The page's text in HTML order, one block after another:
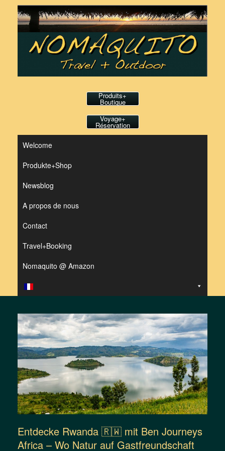
content
Produits+
Boutique
Voyage+
Réservation
Welcome
Produkte+Shop
Newsblog
A propos de nous
Contact
Travel+Booking
Nomaquito @ Amazon
Entdecke Rwanda 🇷🇼 mit Ben Journeys
Africa – Wo Natur auf Gastfreundschaft